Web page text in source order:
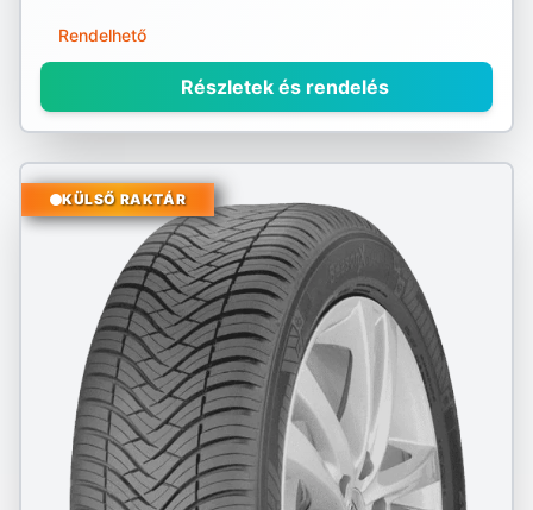
Rendelhető
Részletek és rendelés
KÜLSŐ RAKTÁR